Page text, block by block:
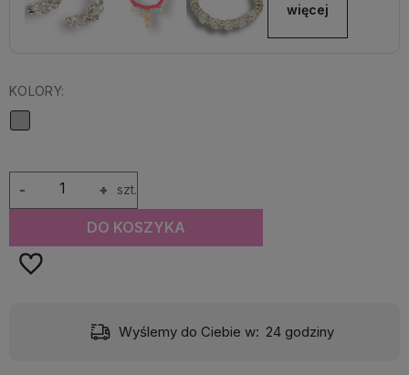
więcej
KOLORY:
+
- szt.
DO KOSZYKA
Wyślemy do Ciebie w: 24 godziny